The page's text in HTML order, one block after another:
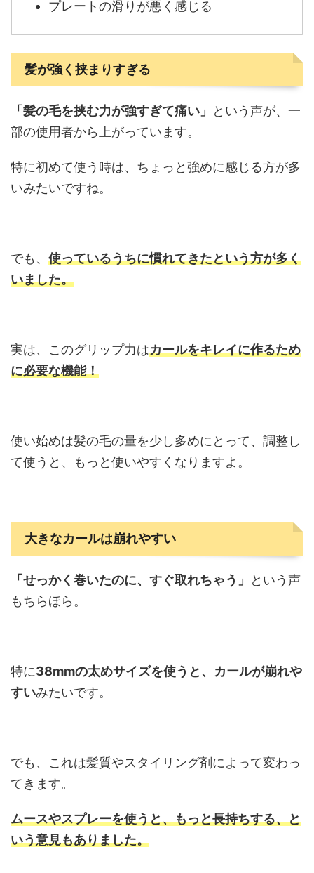
プレートの滑りが悪く感じる
髪が強く挟まりすぎる
「髪の毛を挟む力が強すぎて痛い」
という声が、一
部の使用者から上がっています。
特に初めて使う時は、ちょっと強めに感じる方が多
いみたいですね。
でも、 使っているうちに慣れてきたという方が多く
いました。
実は、このグリップ力はカールをキレイに作るため
に必要な機能！
使い始めは髪の毛の量を少し多めにとって、調整し
て使うと、もっと使いやすくなりますよ。
大きなカールは崩れやすい
「せっかく巻いたのに、すぐ取れちゃう」
という声
もちらほら。
特に38mmの太めサイズを使うと、カールが崩れや
すいみたいです。
でも、これは髪質やスタイリング剤によって変わっ
てきます。
ムースやスプレーを使うと、もっと長持ちする、と
いう意見もありました。